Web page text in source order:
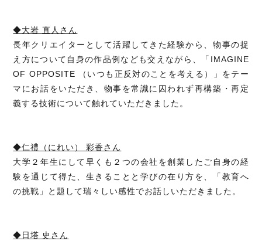
◆大岩 直人さん
長年クリエイターとして活躍してきた経験から、物事の捉
え方について自身の作品例なども交えながら、「IMAGINE
OF OPPOSITE （いつも正反対のことを考える）」をテー
マにお話をいただき、物事を常識に囚われず再構築・再定
義する技術について触れていただきました。
◆仁禮（にれい） 彩香さん
大学２年生にして早くも２つの会社を創業したご自身の経
験を通じて得た、生きることと学びの在り方を、「教育へ
の挑戦」と題して瑞々しい感性でお話しいただきました。
◆日塔 史さん